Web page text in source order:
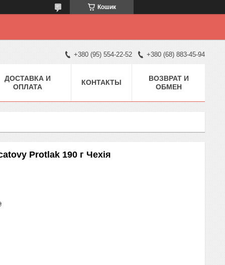
Кошик
+380 (95) 554-22-52 +380 (68) 883-45-94
ДОСТАВКА И
ОПЛАТА
КОНТАКТЫ
ВОЗВРАТ И
ОБМЕН
Protlak 190 г Чехія